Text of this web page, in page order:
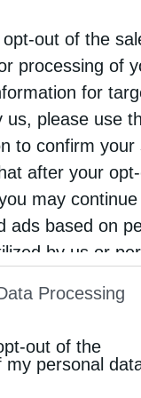
out of the
processing of
for
us, please use
to confirm your
after your
may continue
ads based on
by us or
You may
third parties on
participants. This
Processing
out of the
my personal
είναι
του λόγου του
και η
τη γνωστή
Οι άγιοί μας
τους Σλάβους,
στη Μεγάλη
τη λατινική
οποίο
αυτός